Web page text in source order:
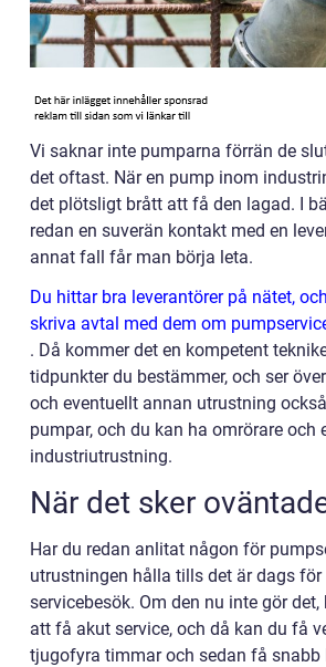
Vi saknar inte pumparna förrän de
det oftast. När en pump inom
det plötsligt brått att få den lagad. I
redan en suverän kontakt med en
annat fall får man börja leta.
Du hittar bra leverantörer på nätet,
skriva avtal med dem om
. Då kommer det en kompetent
tidpunkter du bestämmer, och ser
och eventuellt annan utrustning
pumpar, och du kan ha omrörare och
industriutrustning.
När det sker
Har du redan anlitat någon för
utrustningen hålla tills det är dags för
servicebesök. Om den nu inte gör
att få akut service, och då kan du få
tjugofyra timmar och sedan få snabb